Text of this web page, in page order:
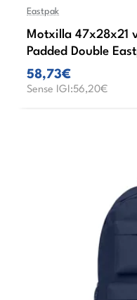
Eastpak
Motxilla 47x28x21
Padded Double
58,73€
Sense IGI:56,20€